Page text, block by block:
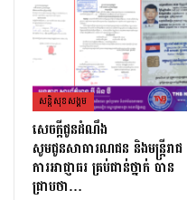
សន្តិសុខសង្គម
សេចក្ដីជូនដំណឹង
សូមជូនសាធារណជន និងមន្ត្រីរាជ
ការអាជ្ញាធរ គ្រប់ជាន់ថ្នាក់ បាន
ជ្រាបថា…